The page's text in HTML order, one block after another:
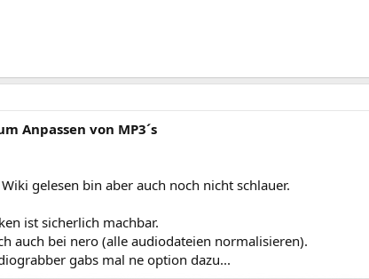
Anpassen von MP3´s
gelesen bin aber auch noch nicht schlauer.
ist sicherlich machbar.
auch bei nero (alle audiodateien normalisieren).
gabs mal ne option dazu...